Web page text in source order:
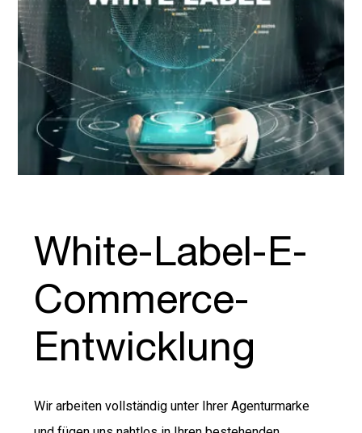
White-Label-E-
Commerce-
Entwicklung
Wir arbeiten vollständig unter Ihrer Agenturmarke